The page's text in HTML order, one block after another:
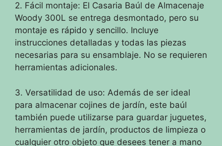
2. Fácil montaje: El Casaria Baúl de Almacenaje
Woody 300L se entrega desmontado, pero su
montaje es rápido y sencillo. Incluye
instrucciones detalladas y todas las piezas
necesarias para su ensamblaje. No se requieren
herramientas adicionales.
3. Versatilidad de uso: Además de ser ideal
para almacenar cojines de jardín, este baúl
también puede utilizarse para guardar juguetes,
herramientas de jardín, productos de limpieza o
cualquier otro objeto que desees tener a mano